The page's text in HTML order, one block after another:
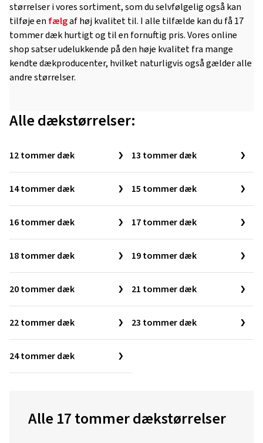
størrelser i vores sortiment, som du selvfølgelig også kan
tilføje en fælgaf høj kvalitet til. I alle tilfælde kan du få 17
tommer dæk hurtigt og til en fornuftig pris. Vores online
shop satser udelukkende på den høje kvalitet fra mange
kendte dækproducenter, hvilket naturligvis også gælder alle
andre størrelser.
Alle dækstørrelser:
12 tommer dæk 13 tommer dæk
14 tommer dæk 15 tommer dæk
16 tommer dæk 17 tommer dæk
18 tommer dæk 19 tommer dæk
20 tommer dæk 21 tommer dæk
22 tommer dæk 23 tommer dæk
24 tommer dæk
Alle 17 tommer dækstørrelser